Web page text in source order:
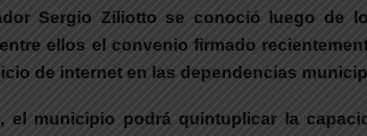
Sergio Ziliotto se conoció luego de
ellos el convenio firmado
de internet en las dependencias
el municipio podrá quintuplicar la